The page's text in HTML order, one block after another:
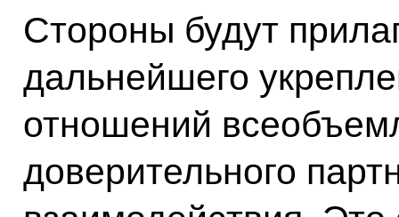
Стороны будут
дальнейшего
отношений
доверительного